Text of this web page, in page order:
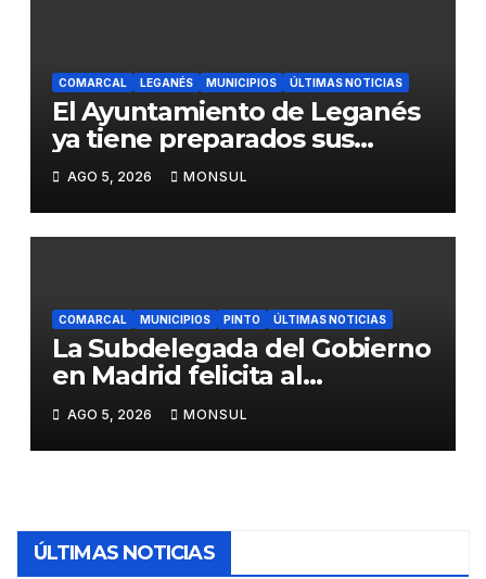
COMARCAL LEGANÉS MUNICIPIOS ÚLTIMAS NOTICIAS
El Ayuntamiento de Leganés
ya tiene preparados sus
dispositivos de seguridad y
de limpieza para las Fiestas
de Butarque
AGO 5, 2026 MONSUL
COMARCAL MUNICIPIOS PINTO ÚLTIMAS NOTICIAS
La Subdelegada del Gobierno
en Madrid felicita al
Ayuntamiento de Pinto por
su dispositivo de seguridad
en las Fiestas Patronales
AGO 5, 2026 MONSUL
ÚLTIMAS NOTICIAS